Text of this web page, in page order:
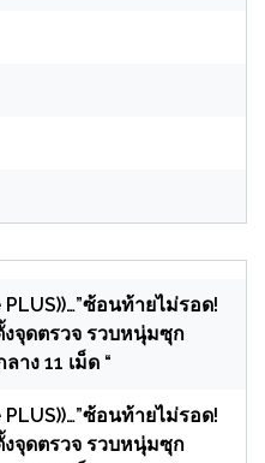
ซ้อนท้ายไม่รอด!
จุดตรวจ รวบหนุ่มซุก
าง 11 เม็ด “
ซ้อนท้ายไม่รอด!
จุดตรวจ รวบหนุ่มซุก